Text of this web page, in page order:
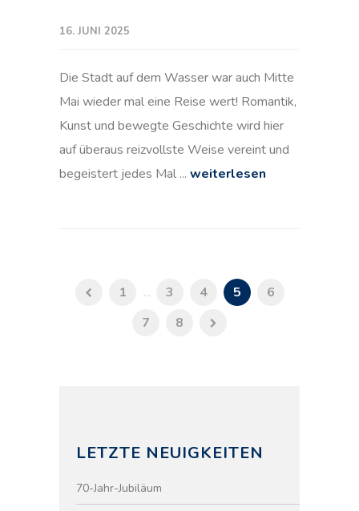
16. JUNI 2025
Die Stadt auf dem Wasser war auch Mitte
Mai wieder mal eine Reise wert! Romantik,
Kunst und bewegte Geschichte wird hier
auf überaus reizvollste Weise vereint und
begeistert jedes Mal ... weiterlesen
1 ... 3 4 5
6
7
8
LETZTE NEUIGKEITEN
70-Jahr-Jubiläum